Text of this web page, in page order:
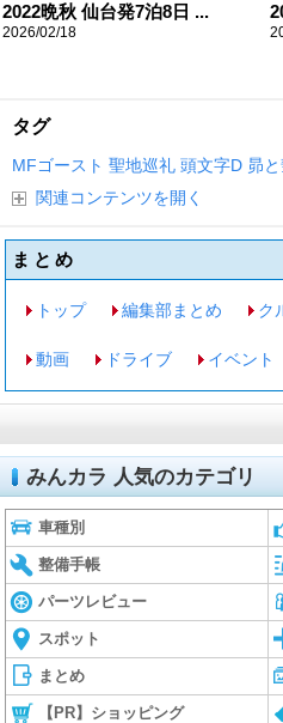
2022晩秋 仙台発7泊8日 ...
2026/02/18
タグ
MFゴースト 聖地巡礼 頭文字D 昴
関連コンテンツを開く
まとめ
トップ 編集部まとめ ク
動画 ドライブ イベント
みんカラ 人気のカテゴリ
車種別
整備手帳
パーツレビュー
スポット
まとめ
【PR】ショッピング